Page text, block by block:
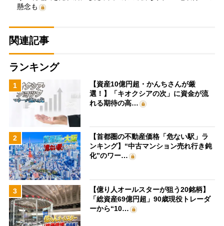
懸念も
関連記事
ランキング
1
【資産10億円超・かんちさんが厳
選！】「キオクシアの次」に資金が流
れる期待の高…
2
【首都圏の不動産価格「危ない駅」ラ
ンキング】“中古マンション売れ行き鈍
化”のワー…
3
【億り人オールスターが狙う20銘柄】
「総資産69億円超」90歳現役トレーダ
ーから“10…